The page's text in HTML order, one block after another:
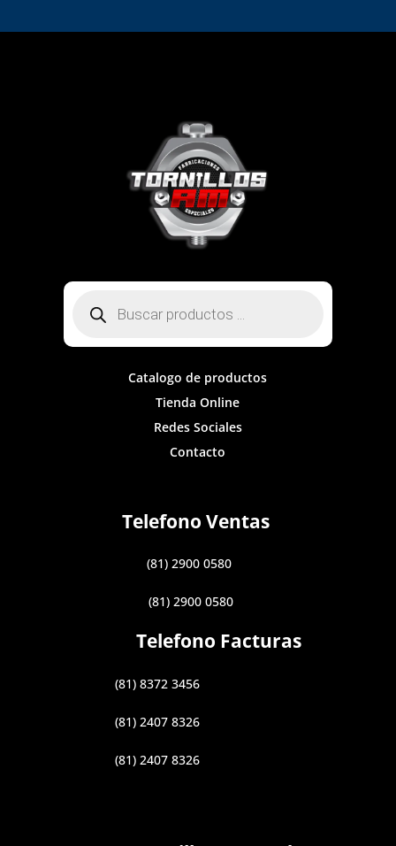
productos
Catalogo de productos
Tienda Online
Redes Sociales
Contacto
Telefono Ventas
(81) 2900 0580
(81) 2900 0580
Telefono Facturas
(81) 8372 3456
(81) 2407 8326
(81) 2407 8326